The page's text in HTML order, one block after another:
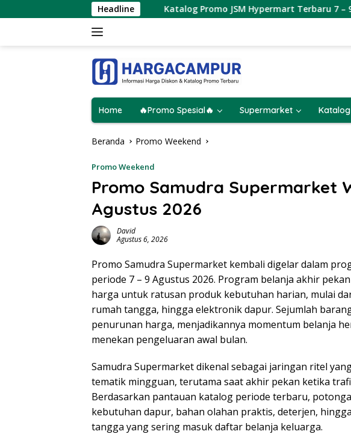
ke
Headline
Katalog Promo JSM Hypermart Terbaru 7 – 9 Agustus 2026
Home 🔥Promo Spesial🔥 Supermarket Katalog
Beranda Promo Weekend
Promo Weekend
Promo Samudra Supermarket
Agustus 2026
David
Agustus 6, 2026
Promo Samudra Supermarket kembali digelar dalam
periode 7 – 9 Agustus 2026. Program belanja akhir
harga untuk ratusan produk kebutuhan harian, mulai
rumah tangga, hingga elektronik dapur. Sejumlah
penurunan harga, menjadikannya momentum belanja
menekan pengeluaran awal bulan.
Samudra Supermarket dikenal sebagai jaringan ritel
tematik mingguan, terutama saat akhir pekan ketika
Berdasarkan pantauan katalog periode terbaru,
kebutuhan dapur, bahan olahan praktis, deterjen,
tangga yang sering masuk daftar belanja keluarga.